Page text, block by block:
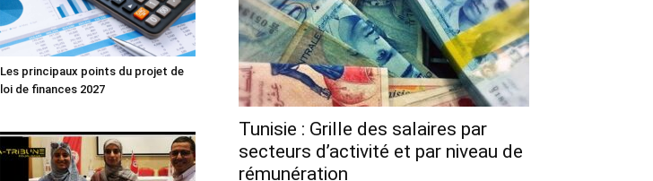
Les principaux points du projet de
loi de finances 2027
Tunisie : Grille des salaires par
secteurs d’activité et par niveau de
rémunération